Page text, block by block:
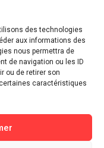
des technologies
aux informations des
nous permettra de
de navigation ou les ID
ou de retirer son
caractéristiques
ajouts et des
!